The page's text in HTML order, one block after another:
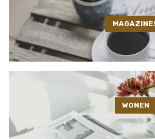
WONEN